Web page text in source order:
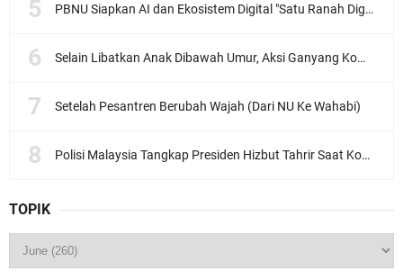
PBNU Siapkan AI dan Ekosistem Digital "Satu Ranah Digital untuk Ulama", Siap Diluncurkan dalam Waktu Dekat!
Selain Libatkan Anak Dibawah Umur, Aksi Ganyang Komunis Jadi Sorotan Karena Ada Narasi Halal Sembelih Orang
Setelah Pesantren Berubah Wajah (Dari NU Ke Wahabi)
Polisi Malaysia Tangkap Presiden Hizbut Tahrir Saat Konferensi Pers
TOPIK